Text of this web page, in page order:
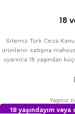
18
Sitemiz Türk Ceza
ürünlerin satışına
uyarınca 18 yaşından
Yaşınız
18 yaşındayım